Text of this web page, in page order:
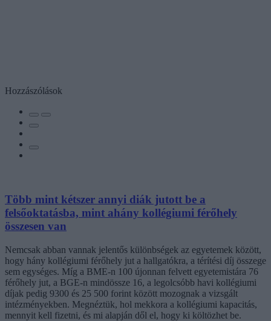
Hozzászólások
Több mint kétszer annyi diák jutott be a
felsőoktatásba, mint ahány kollégiumi férőhely
összesen van
Nemcsak abban vannak jelentős különbségek az egyetemek között,
hogy hány kollégiumi férőhely jut a hallgatókra, a térítési díj összege
sem egységes. Míg a BME-n 100 újonnan felvett egyetemistára 76
férőhely jut, a BGE-n mindössze 16, a legolcsóbb havi kollégiumi
díjak pedig 9300 és 25 500 forint között mozognak a vizsgált
intézményekben. Megnéztük, hol mekkora a kollégiumi kapacitás,
mennyit kell fizetni, és mi alapján dől el, hogy ki költözhet be.